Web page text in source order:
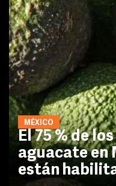
MÉXICO
El 75 % de
aguacate en
están